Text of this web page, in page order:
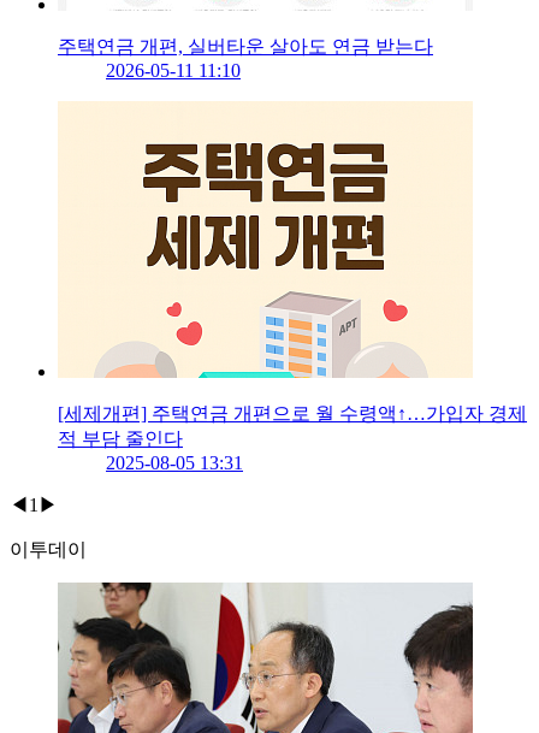
주택연금 개편, 실버타운 살아도 연금 받는다
2026-05-11 11:10
[세제개편] 주택연금 개편으로 월 수령액↑…가입자 경제
적 부담 줄인다
2025-08-05 13:31
◀ 1 ▶
이투데이